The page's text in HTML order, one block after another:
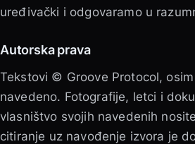
uređivački i odgovaramo u
Autorska prava
Tekstovi © Groove Protocol,
navedeno. Fotografije, letci i
vlasništvo svojih navedenih
citiranje uz navođenje izvora je